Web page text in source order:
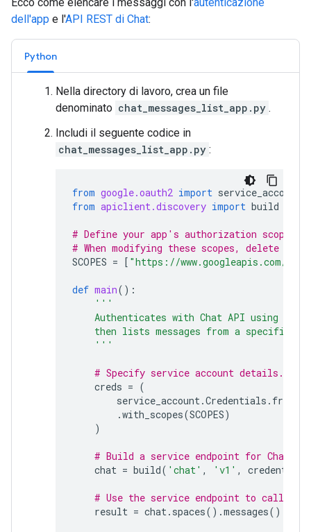
dell'app e l'API REST di Chat:
Python
Nella directory di lavoro, crea un file
denominato chat_messages_list_app.py .
Includi il seguente codice in
chat_messages_list_app.py :
from google.oauth2 import service_account
from apiclient.discovery import build
# Define your app's authorization scopes.
# When modifying these scopes, delete
SCOPES = [ "https://www.googleapis.com/
def main():
'''
Authenticates with Chat API using app
then lists messages from a specified
    '''
# Specify service account details.
creds = (
service_account.Credentials .
.with_scopes(SCOPES)
)
# Build a service endpoint for Chat
chat = build( 'chat' , 'v1' , credentials
# Use the service endpoint to call
result = chat. spaces() .messages()